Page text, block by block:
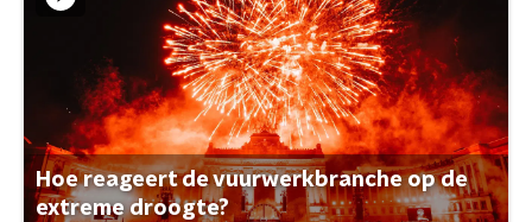
Hoe reageert de vuurwerkbranche op de
extreme droogte?